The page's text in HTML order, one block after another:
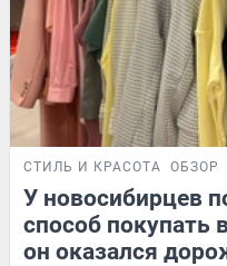
СТИЛЬ И КРАСОТА ОБЗОР
У новосибирцев
способ
он оказался